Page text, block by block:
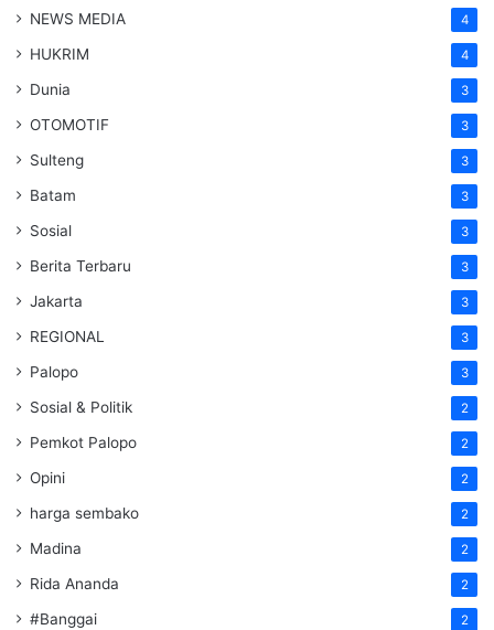
NEWS MEDIA 4
HUKRIM 4
Dunia 3
OTOMOTIF 3
Sulteng 3
Batam 3
Sosial 3
Berita Terbaru 3
Jakarta 3
REGIONAL 3
Palopo 3
Sosial & Politik 2
Pemkot Palopo 2
Opini 2
harga sembako 2
Madina 2
Rida Ananda 2
#Banggai 2